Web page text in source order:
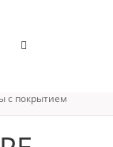
с покрытием